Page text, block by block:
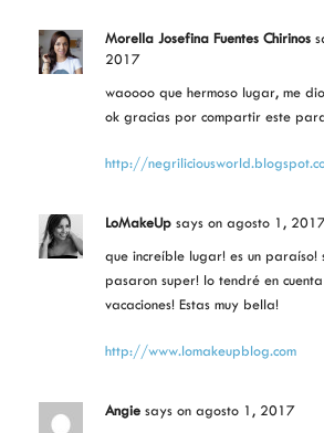
Morella Josefina Fuentes Chirinos
2017
waoooo que hermoso lugar, me
ok gracias por compartir este
http://
LoMakeUp says on agosto 1,
que increíble lugar! es un paraíso!
pasaron super! lo tendré en
vacaciones! Estas muy bella!
http://www.lomakeupblog.com
Angie says on agosto 1, 2017